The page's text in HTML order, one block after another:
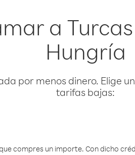
a
Hungría
por menos dinero. Elige
tarifas bajas:
compres un importe. Con dicho